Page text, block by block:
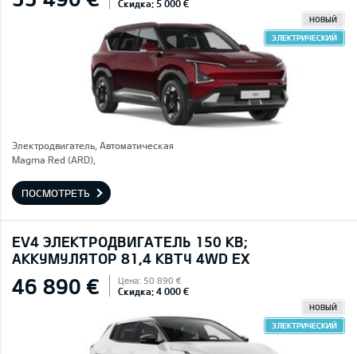
Скидка: 5 000 €
НОВЫЙ
ЭЛЕКТРИЧЕСКИЙ
Электродвигатель, Автоматическая
Magma Red (ARD),
ПОСМОТРЕТЬ
EV4 ЭЛЕКТРОДВИГАТЕЛЬ 150 КВ;
AККУМУЛЯТОР 81,4 КВТЧ 4WD EX
46 890 € Цена: 50 890 €
Скидка: 4 000 €
НОВЫЙ
ЭЛЕКТРИЧЕСКИЙ